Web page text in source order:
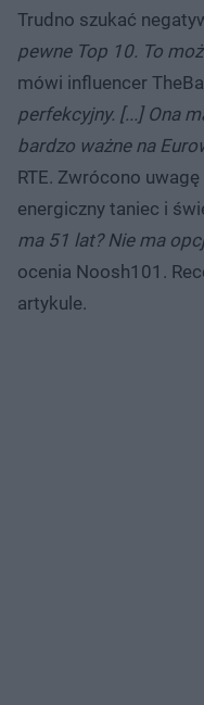
Trudno szukać
pewne Top 10. To
mówi influencer
perfekcyjny. [...] Ona
bardzo ważne na
RTE. Zwrócono
energiczny taniec i
ma 51 lat? Nie ma
ocenia Noosh101.
artykule.